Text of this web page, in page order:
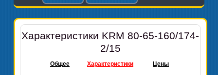
Характеристики KRM 80-65-160/174-
2/15
Общее Характеристики Цены